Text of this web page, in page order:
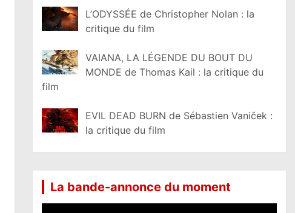
L’ODYSSÉE de Christopher Nolan : la
critique du film
VAIANA, LA LÉGENDE DU BOUT DU
MONDE de Thomas Kail : la critique du
film
EVIL DEAD BURN de Sébastien Vaniček :
la critique du film
La bande-annonce du moment